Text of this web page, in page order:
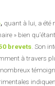
, quant à lui, a été
» bien
brevets . Son
à travers